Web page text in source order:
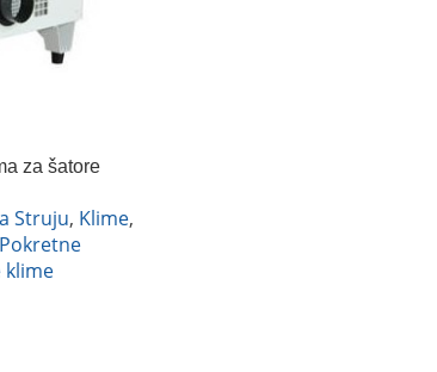
za šatore
Struju, Klime,
Pokretne
klime